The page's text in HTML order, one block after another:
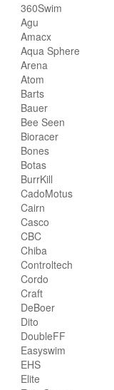
360Swim
Agu
Amacx
Aqua Sphere
Arena
Atom
Barts
Bauer
Bee Seen
Bioracer
Bones
Botas
BurrKill
CadoMotus
Cairn
Casco
CBC
Chiba
Controltech
Cordo
Craft
DeBoer
Dito
DoubleFF
Easyswim
EHS
Elite